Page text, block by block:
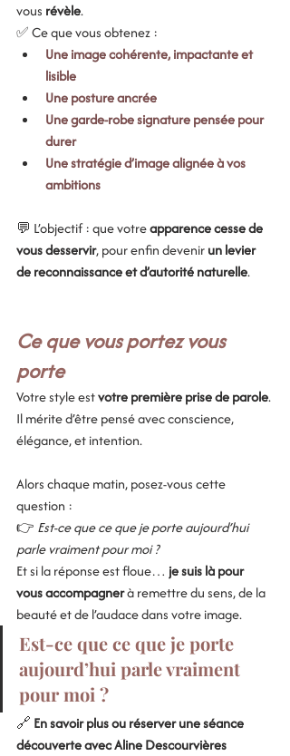
vous révèle.
✅ Ce que vous obtenez :
Une image cohérente, impactante et
lisible
Une posture ancrée
Une garde-robe signature pensée pour
durer
Une stratégie d’image alignée à vos
ambitions
💬 L’objectif : que votre apparence cesse de
vous desservir, pour enfin devenir un levier
de reconnaissance et d’autorité naturelle.
Ce que vous portez vous
porte
Votre style est votre première prise de parole.
Il mérite d’être pensé avec conscience,
élégance, et intention.
Alors chaque matin, posez-vous cette
question :
👉 Est-ce que ce que je porte aujourd’hui
parle vraiment pour moi ?
Et si la réponse est floue… je suis là pour
vous accompagner à remettre du sens, de la
beauté et de l’audace dans votre image.
Est-ce que ce que je porte
aujourd’hui parle vraiment
pour moi ?
🔗 En savoir plus ou réserver une séance
découverte avec Aline Descourvières